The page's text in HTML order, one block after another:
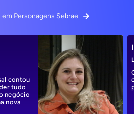
Personagens Sebrae
contou
tudo
negócio
nova